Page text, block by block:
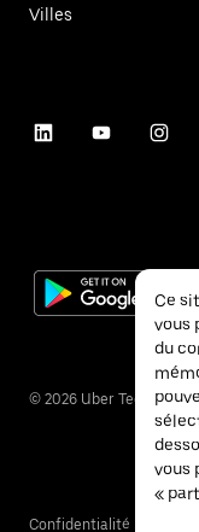
Villes
© 2026 Uber
Confidentialité
Ce
vous
du
vous
«